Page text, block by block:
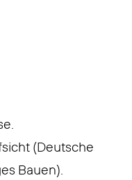
(Deutsche
Bauen).